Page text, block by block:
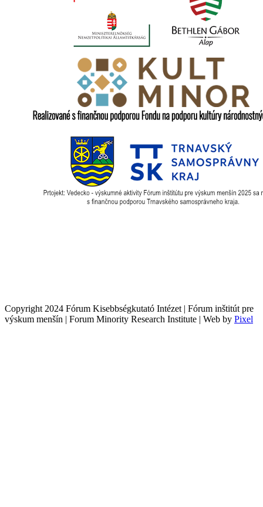
Copyright 2024 Fórum Kisebbségkutató Intézet | Fórum inštitút pre
výskum menšín | Forum Minority Research Institute | Web by Pixel